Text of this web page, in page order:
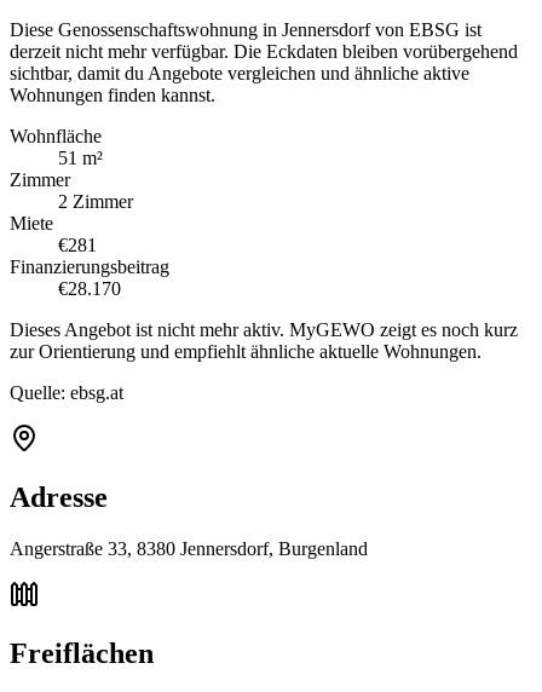
Diese Genossenschaftswohnung in Jennersdorf von EBSG ist
derzeit nicht mehr verfügbar. Die Eckdaten bleiben vorübergehend
sichtbar, damit du Angebote vergleichen und ähnliche aktive
Wohnungen finden kannst.
Wohnfläche
51 m²
Zimmer
2 Zimmer
Miete
€281
Finanzierungsbeitrag
€28.170
Dieses Angebot ist nicht mehr aktiv. MyGEWO zeigt es noch kurz
zur Orientierung und empfiehlt ähnliche aktuelle Wohnungen.
Quelle: ebsg.at
Adresse
Angerstraße 33, 8380 Jennersdorf, Burgenland
Freiflächen